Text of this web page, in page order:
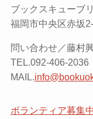
ブックスキューブ
福岡市中央区赤坂
問い合わせ／藤村
TEL.092-406-2036
MAIL.
ボランティア募集中